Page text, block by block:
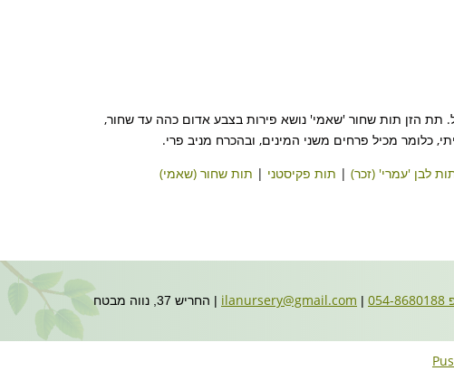
תת הזן תות שחור 'שאמי' נושא פירות בצבע אדום כהה עד שחור,
כלומר מכיל פרחים משני המינים, ובהכרח מניב פרי.
לבן 'עמרי' (זכר) | תות פקיסטני | תות שחור (שאמי)
|
ilanursery@gmail.com | החריש 37, נווה מבטח